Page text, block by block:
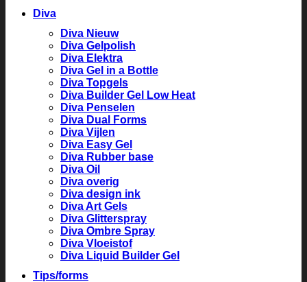
Diva
Diva Nieuw
Diva Gelpolish
Diva Elektra
Diva Gel in a Bottle
Diva Topgels
Diva Builder Gel Low Heat
Diva Penselen
Diva Dual Forms
Diva Vijlen
Diva Easy Gel
Diva Rubber base
Diva Oil
Diva overig
Diva design ink
Diva Art Gels
Diva Glitterspray
Diva Ombre Spray
Diva Vloeistof
Diva Liquid Builder Gel
Tips/forms